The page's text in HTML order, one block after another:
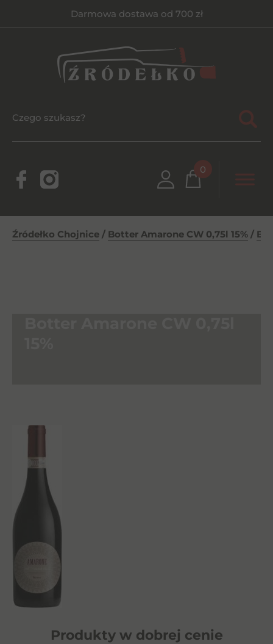
Darmowa dostawa od 700 zł
0
Źródełko Chojnice / Botter Amarone CW 0,75l 15% /
Produkty w dobrej cenie